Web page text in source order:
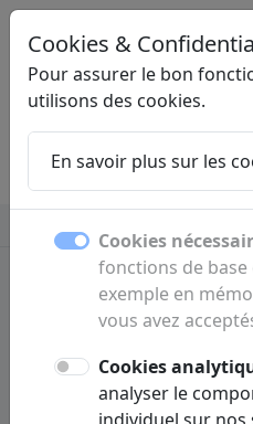
Home Sous-pages
Yembe | page
liens, outils
Cookies &
Pour assurer le bon
utilisons des cookies.
En savoir plus sur les
Cookies
fonctions de
exemple en
vous avez
Cookies
analyser le